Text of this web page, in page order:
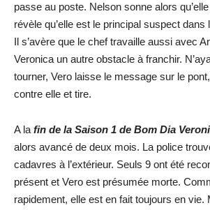
passe au poste. Nelson sonne alors
révèle qu’elle est le principal suspect dans
Il s’avère que le chef travaille aussi avec
Veronica un autre obstacle à franchir.
tourner, Vero laisse le message sur le
contre elle et tire.
A la fin de la Saison 1 de Bom Dia
alors avancé de deux mois. La police
cadavres à l’extérieur. Seuls 9 ont été
présent et Vero est présumée morte.
rapidement, elle est en fait toujours en vie.